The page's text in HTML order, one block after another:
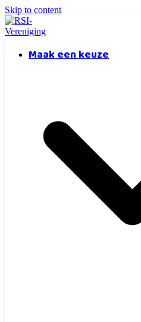
Skip to content
Maak een keuze